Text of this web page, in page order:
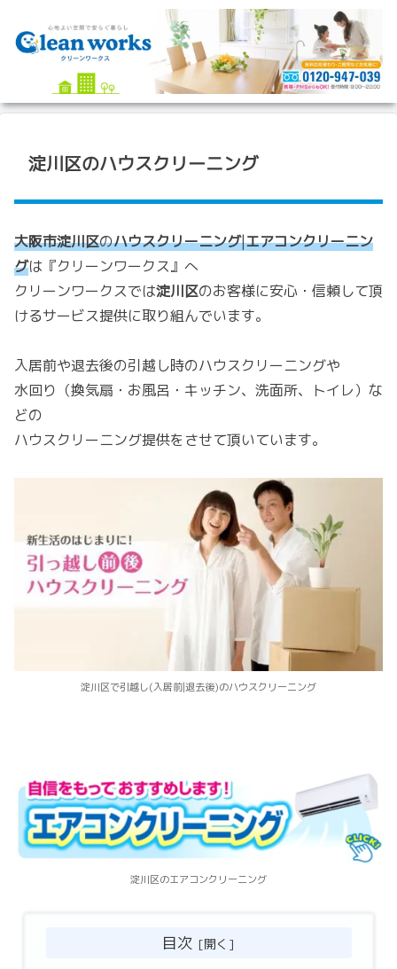
淀川区のハウスクリーニング
大阪市淀川区のハウスクリーニング|エアコンクリーニン
グは『クリーンワークス』へ
クリーンワークスでは淀川区のお客様に安心・信頼して頂
けるサービス提供に取り組んでいます。
入居前や退去後の引越し時のハウスクリーニングや
水回り（換気扇・お風呂・キッチン、洗面所、トイレ）な
どの
ハウスクリーニング提供をさせて頂いています。
淀川区で引越し(入居前|退去後)のハウスクリーニング
淀川区のエアコンクリーニング
目次